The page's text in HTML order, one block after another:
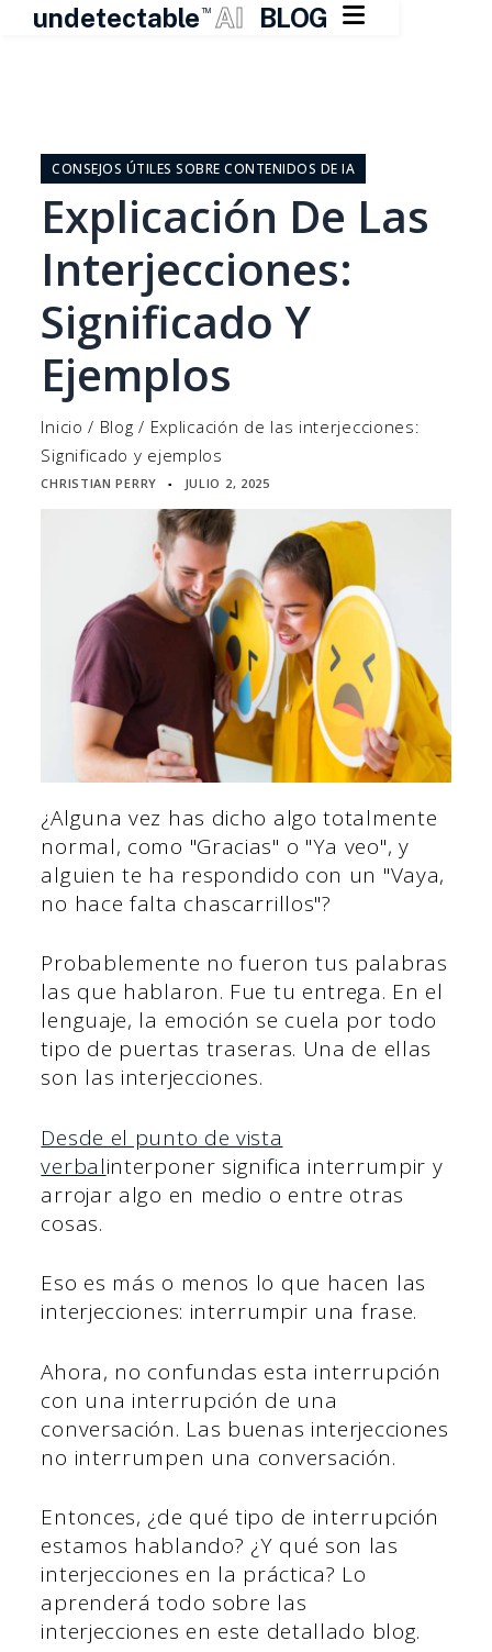
undetectable TM AI BLOG 
contenidoCONSEJOS ÚTILES SOBRE CONTENIDOS DE IA
Explicación De Las
Interjecciones:
Significado Y
Ejemplos
Inicio / Blog / Explicación de las interjecciones:
Significado y ejemplos
CHRISTIAN PERRY ▪ JULIO 2, 2025
¿Alguna vez has dicho algo totalmente
normal, como "Gracias" o "Ya veo", y
alguien te ha respondido con un "Vaya,
no hace falta chascarrillos"?
Probablemente no fueron tus palabras
las que hablaron. Fue tu entrega. En el
lenguaje, la emoción se cuela por todo
tipo de puertas traseras. Una de ellas
son las interjecciones.
Desde el punto de vista
verbalinterponer significa interrumpir y
arrojar algo en medio o entre otras
cosas.
Eso es más o menos lo que hacen las
interjecciones: interrumpir una frase.
Ahora, no confundas esta interrupción
con una interrupción de una
conversación. Las buenas interjecciones
no interrumpen una conversación.
Entonces, ¿de qué tipo de interrupción
estamos hablando? ¿Y qué son las
interjecciones en la práctica? Lo
aprenderá todo sobre las
interjecciones en este detallado blog.